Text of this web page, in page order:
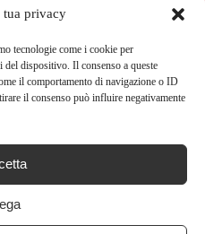
tua privacy
tecnologie come i cookie per
del dispositivo. Il consenso a queste
il comportamento di navigazione o ID
il consenso può influire negativamente